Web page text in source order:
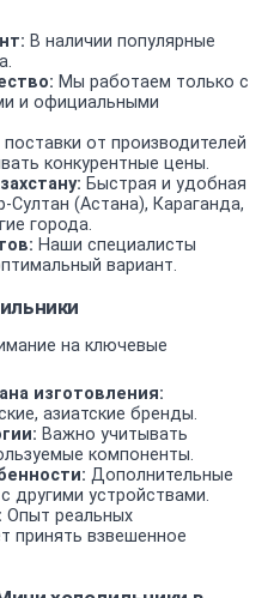
В наличии популярные
Мы работаем только с
и официальными
от производителей
конкурентные цены.
Быстрая и удобная
(Астана), Караганда,
города.
Наши специалисты
вариант.
на ключевые
изготовления:
азиатские бренды.
Важно учитывать
компоненты.
Дополнительные
другими устройствами.
Опыт реальных
принять взвешенное